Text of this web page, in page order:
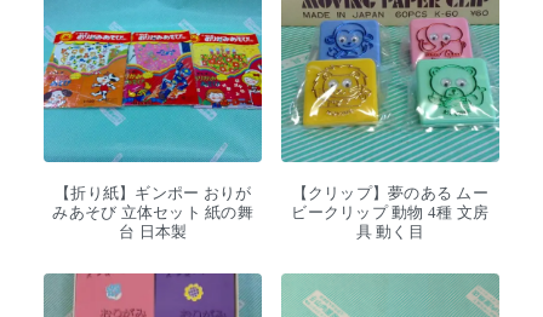
【折り紙】ギンポー おりが
みあそび 立体セット 紙の舞
台 日本製
【クリップ】夢のある ムー
ビークリップ 動物 4種 文房
具 動く目